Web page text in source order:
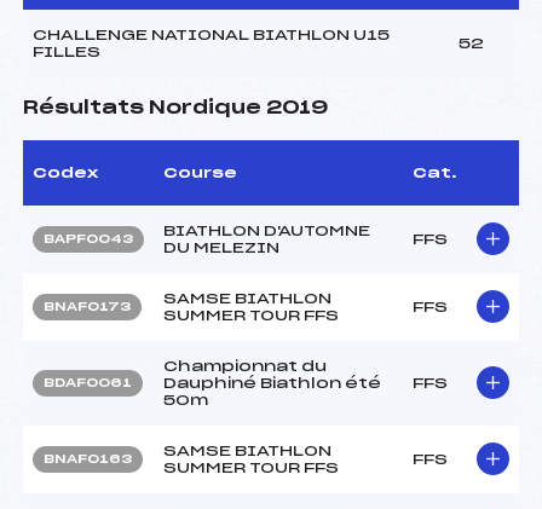
CHALLENGE NATIONAL BIATHLON U15
FILLES
52
Résultats Nordique 2019
Codex Course Cat.
BAPF0043
BIATHLON D'AUTOMNE
DU MELEZIN
FFS
BNAF0173
SAMSE BIATHLON
SUMMER TOUR FFS
FFS
BDAF0061
Championnat du
Dauphiné Biathlon été
50m
FFS
BNAF0163
SAMSE BIATHLON
SUMMER TOUR FFS
FFS